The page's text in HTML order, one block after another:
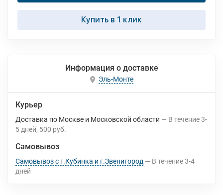
Купить в 1 клик
Информация о доставке
Эль-Монте
Курьер
Доставка по Москве и Московской области В течение3-
5 дней 500 руб.
Самовывоз
Самовывоз с г.Кубинка и г.Звенигород В течение3-4
дней